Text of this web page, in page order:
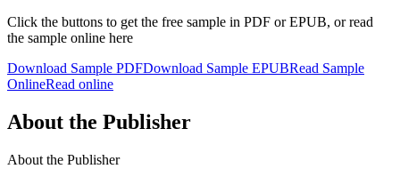
Click the buttons to get the free sample in PDF or EPUB, or read
the sample online here
Download Sample PDFDownload Sample EPUBRead Sample
OnlineRead online
About the Publisher
About the Publisher